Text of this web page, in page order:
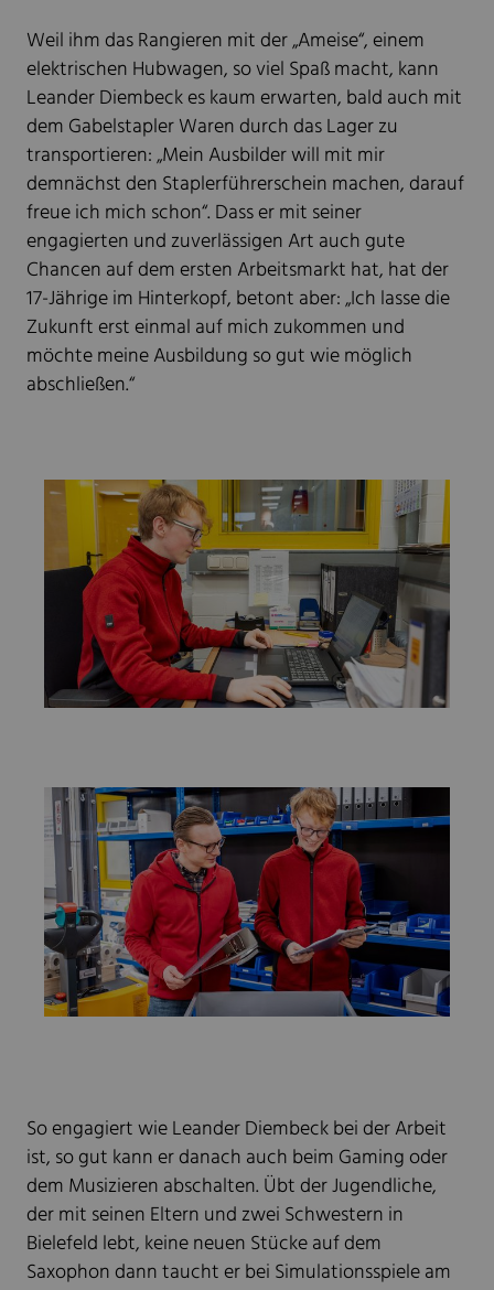
Weil ihm das Rangieren mit der „Ameise“, einem
elektrischen Hubwagen, so viel Spaß macht, kann
Leander Diembeck es kaum erwarten, bald auch mit
dem Gabelstapler Waren durch das Lager zu
transportieren: „Mein Ausbilder will mit mir
demnächst den Staplerführerschein machen, darauf
freue ich mich schon“. Dass er mit seiner
engagierten und zuverlässigen Art auch gute
Chancen auf dem ersten Arbeitsmarkt hat, hat der
17-Jährige im Hinterkopf, betont aber: „Ich lasse die
Zukunft erst einmal auf mich zukommen und
möchte meine Ausbildung so gut wie möglich
abschließen.“
So engagiert wie Leander Diembeck bei der Arbeit
ist, so gut kann er danach auch beim Gaming oder
dem Musizieren abschalten. Übt der Jugendliche,
der mit seinen Eltern und zwei Schwestern in
Bielefeld lebt, keine neuen Stücke auf dem
Saxophon dann taucht er bei Simulationsspiele am